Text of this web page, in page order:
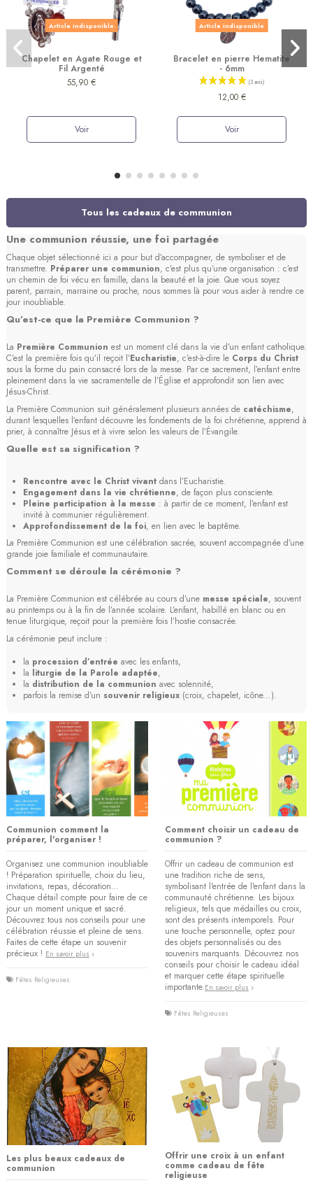
Article indisponible
Chapelet en Agate Rouge et
Fil Argenté
55,90 €
Voir
Article indisponible
Bracelet en pierre Hematite
- 6mm
12,00 €
Voir
Tous les cadeaux de communion
Une communion réussie, une foi partagée
Chaque objet sélectionné ici a pour but d’accompagner, de symboliser et de
transmettre. Préparer une communion, c’est plus qu’une organisation : c’est
un chemin de foi vécu en famille, dans la beauté et la joie. Que vous soyez
parent, parrain, marraine ou proche, nous sommes là pour vous aider à rendre ce
jour inoubliable.
Qu’est-ce que la Première Communion ?
La Première Communion est un moment clé dans la vie d’un enfant catholique.
C’est la première fois qu’il reçoit l’Eucharistie, c’est-à-dire le Corps du Christ
sous la forme du pain consacré lors de la messe. Par ce sacrement, l’enfant entre
pleinement dans la vie sacramentelle de l’Église et approfondit son lien avec
Jésus-Christ.
La Première Communion suit généralement plusieurs années de catéchisme,
durant lesquelles l’enfant découvre les fondements de la foi chrétienne, apprend à
prier, à connaître Jésus et à vivre selon les valeurs de l’Évangile.
Quelle est sa signification ?
Rencontre avec le Christ vivant dans l’Eucharistie.
Engagement dans la vie chrétienne, de façon plus consciente.
Pleine participation à la messe : à partir de ce moment, l’enfant est
invité à communier régulièrement.
Approfondissement de la foi, en lien avec le baptême.
La Première Communion est une célébration sacrée, souvent accompagnée d’une
grande joie familiale et communautaire.
Comment se déroule la cérémonie ?
La Première Communion est célébrée au cours d’une messe spéciale, souvent
au printemps ou à la fin de l’année scolaire. L’enfant, habillé en blanc ou en
tenue liturgique, reçoit pour la première fois l’hostie consacrée.
La cérémonie peut inclure :
la procession d’entrée avec les enfants,
la liturgie de la Parole adaptée,
la distribution de la communion avec solennité,
parfois la remise d’un souvenir religieux (croix, chapelet, icône...).
Communion comment la
préparer, l'organiser !
Organisez une communion inoubliable
! Préparation spirituelle, choix du lieu,
invitations, repas, décoration…
Chaque détail compte pour faire de ce
jour un moment unique et sacré.
Découvrez tous nos conseils pour une
célébration réussie et pleine de sens.
Faites de cette étape un souvenir
précieux ! En savoir plus
Fêtes Religieuses
Comment choisir un cadeau de
communion ?
Offrir un cadeau de communion est
une tradition riche de sens,
symbolisant l'entrée de l'enfant dans la
communauté chrétienne. Les bijoux
religieux, tels que médailles ou croix,
sont des présents intemporels. Pour
une touche personnelle, optez pour
des objets personnalisés ou des
souvenirs marquants. Découvrez nos
conseils pour choisir le cadeau idéal
et marquer cette étape spirituelle
importante.​En savoir plus
Fêtes Religieuses
Les plus beaux cadeaux de
communion
Offrir une croix à un enfant
comme cadeau de fête
religieuse